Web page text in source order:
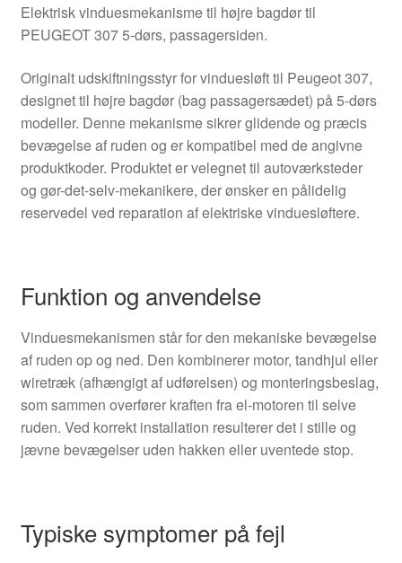
Elektrisk vinduesmekanisme til højre bagdør til
PEUGEOT 307 5-dørs, passagersiden.
Originalt udskiftningsstyr for vinduesløft til Peugeot 307,
designet til højre bagdør (bag passagersædet) på 5-dørs
modeller. Denne mekanisme sikrer glidende og præcis
bevægelse af ruden og er kompatibel med de angivne
produktkoder. Produktet er velegnet til autoværksteder
og gør-det-selv-mekanikere, der ønsker en pålidelig
reservedel ved reparation af elektriske vinduesløftere.
Funktion og anvendelse
Vinduesmekanismen står for den mekaniske bevægelse
af ruden op og ned. Den kombinerer motor, tandhjul eller
wiretræk (afhængigt af udførelsen) og monteringsbeslag,
som sammen overfører kraften fra el-motoren til selve
ruden. Ved korrekt installation resulterer det i stille og
jævne bevægelser uden hakken eller uventede stop.
Typiske symptomer på fejl